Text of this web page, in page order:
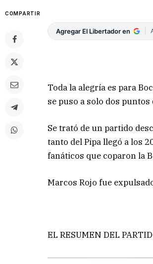
COMPARTIR
Agregar El Libertador en
Toda la alegría es para
se puso a solo dos
Se trató de un partido
tanto del Pipa llegó a los
fanáticos que coparon la
Marcos Rojo fue
EL RESUMEN DEL